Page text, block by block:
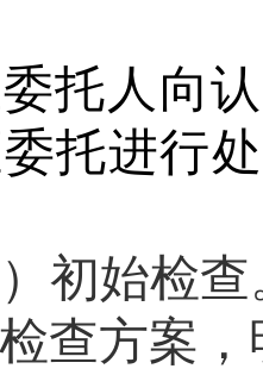
托人向
托进行
）初始检查
查方案